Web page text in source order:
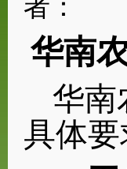
者：
华南
华南
具体要